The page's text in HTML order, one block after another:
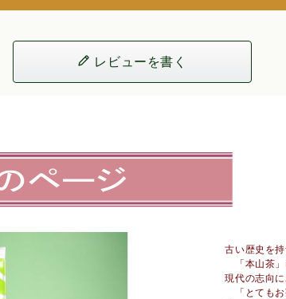
レビューを書く
古い歴史を
「本山茶」
現代の志向
「とてもお